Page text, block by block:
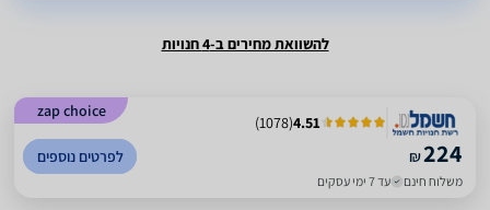
להשוואת מחירים ב-4 חנויות
zap choice
4.51
(
1078
)
₪224
משלוח חינם עד 7 ימי עסקים
לפרטים נוספים